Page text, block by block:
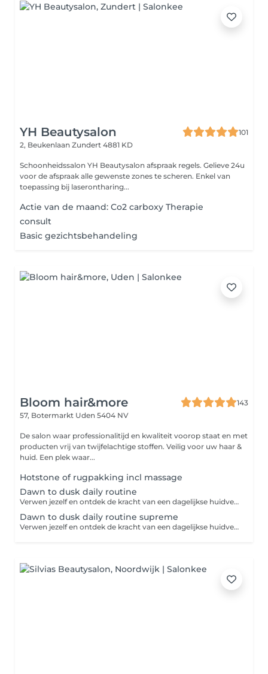
YH Beautysalon
101
2, Beukenlaan Zundert 4881 KD
Schoonheidssalon YH Beautysalon afspraak regels. Gelieve 24u
voor de afspraak alle gewenste zones te scheren. Enkel van
toepassing bij laserontharing...
Actie van de maand: Co2 carboxy Therapie
consult
Basic gezichtsbehandeling
Bloom hair&more
143
57, Botermarkt Uden 5404 NV
De salon waar professionalitijd en kwaliteit voorop staat en met
producten vrij van twijfelachtige stoffen. Veilig voor uw haar &
huid. Een plek waar...
Hotstone of rugpakking incl massage
Dawn to dusk daily routine
Verwen jezelf en ontdek de kracht van een dagelijkse huidverzorgingsroutine. Dit huidverzorgingsprogramma biedt alles wat je nodig hebt om jouw huid te voeden, te beschermen en te herstellen. Laat elke stap van jouw routine een moment van self-care zijn. Intake-huidanalyse-reinigen-dieptereinigen-masker-dagverzorging-persoonlijk advies.
Dawn to dusk daily routine supreme
Verwen jezelf en ontdek de kracht van een dagelijkse huidverzorgingsroutine. Dit huidverzorgingsprogramma biedt alles wat je nodig hebt om jouw huid te voeden, te beschermen, te herstellen en te verbeteren. Laat elke stap van jouw routine een moment van self-care zijn. Intake-huidanalyse-waxen van gezicht en wenkbrauwen-wenkbrauwen verven-reinigen-dieptereinigen-massage-masker-dagverzorging-persoonlijk advies.